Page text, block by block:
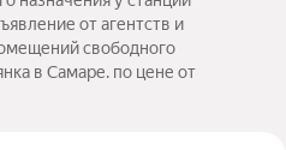
от агентств и
свободного
в Самаре. по цене от